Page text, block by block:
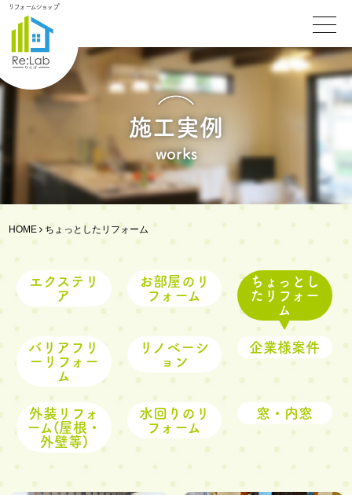
リフォームショップ
施工実例
works
HOME ちょっとしたリフォーム
エクステリ
ア
お部屋のリ
フォーム
ちょっとし
たリフォー
ム
バリアフリ
ーリフォー
ム
リノベーシ
ョン
企業様案件
外装リフォ
ーム(屋根・
外壁等)
水回りのリ
フォーム
窓・内窓